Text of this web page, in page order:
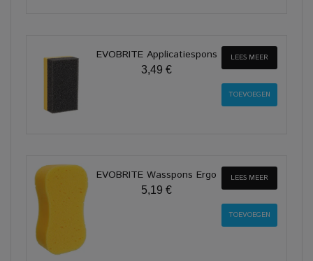
EVOBRITE Applicatiespons
3,49 €
LEES MEER
EVOBRITE Wasspons Ergo
5,19 €
LEES MEER